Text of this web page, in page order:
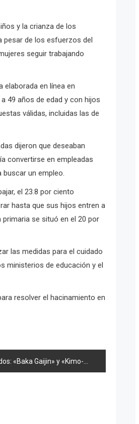
y la crianza de los
pesar de los esfuerzos del
seguir trabajando
en línea en
49 años de edad y con hijos
válidas, incluidas las de
dijeron que deseaban
convertirse en empleadas
buscar un empleo.
el 23.8 por ciento
hasta que sus hijos entren a
se situó en el 20 por
las medidas para el cuidado
ministerios de educación y el
resolver el hacinamiento en
Gaijin» y «Kimo-Wotas» de AKB48